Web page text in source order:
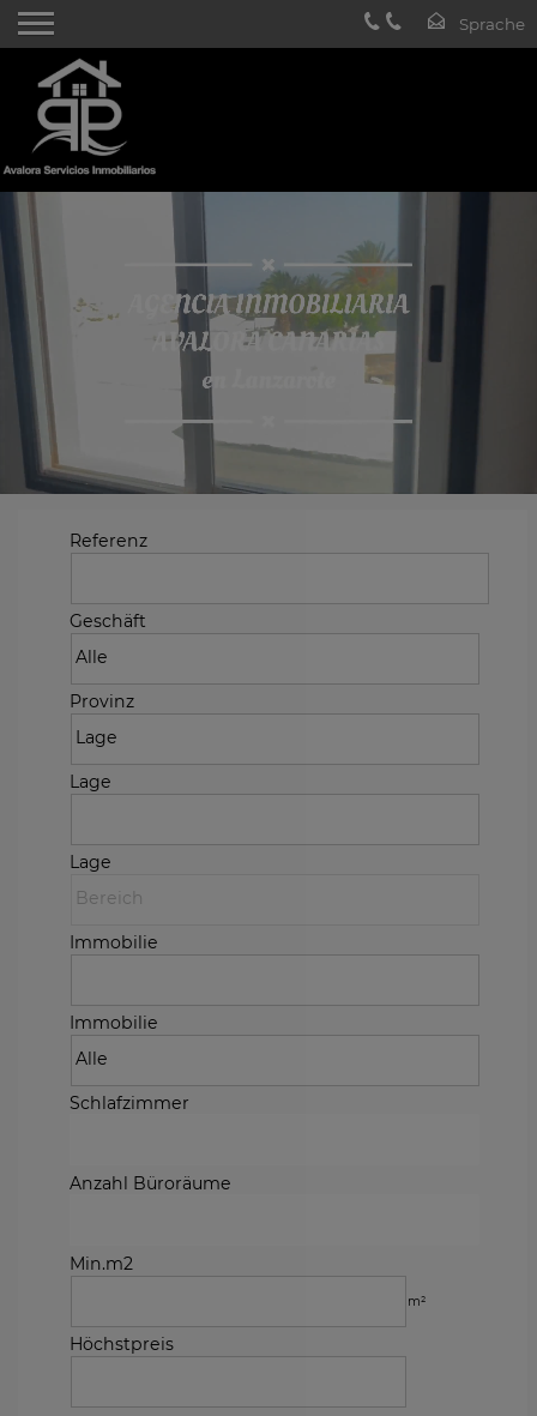
Referenz
Geschäft
Provinz
Lage
Lage
Immobilie
Immobilie
Schlafzimmer
Anzahl Büroräume
Min.m2
m²
Höchstpreis